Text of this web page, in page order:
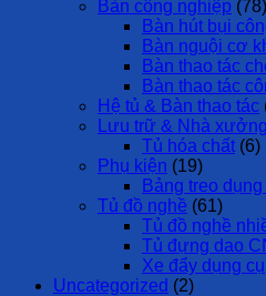
Bàn công nghiệp (78)
Bàn hút bụi
Bàn nguội cơ
Bàn thao tác
Bàn thao tác
Hệ tủ & Bàn thao tác
Lưu trữ & Nhà xưởng
Tủ hóa chất (6)
Phụ kiện (19)
Bảng treo dụng
Tủ đồ nghề (61)
Tủ đồ nghề
Tủ đựng dao
Xe đẩy dụng cụ
Uncategorized (2)